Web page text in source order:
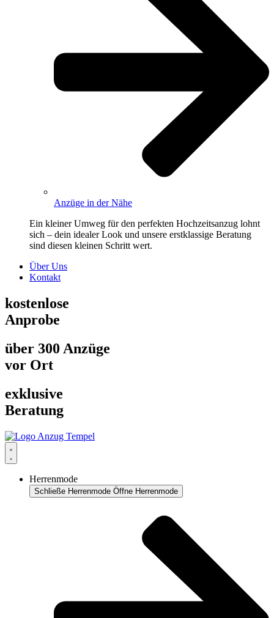
Anzüge in der Nähe
Ein kleiner Umweg für den perfekten Hochzeitsanzug lohnt
sich – dein idealer Look und unsere erstklassige Beratung
sind diesen kleinen Schritt wert.
Über Uns
Kontakt
kostenlose
Anprobe
über 300 Anzüge
vor Ort
exklusive
Beratung
Herrenmode
Schließe Herrenmode Öffne Herrenmode